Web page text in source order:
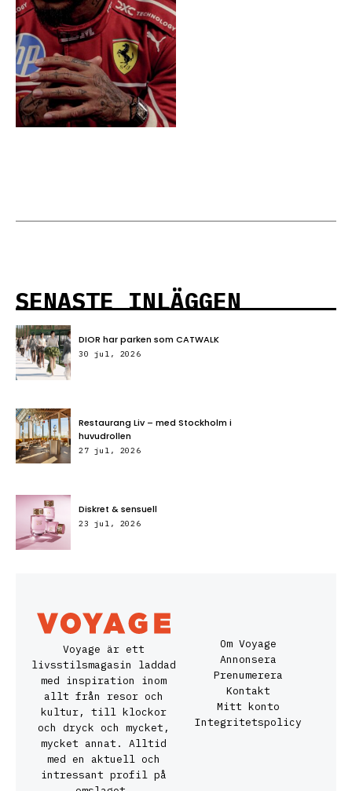
SENASTE INLÄGGEN
DIOR har parken som CATWALK
30 jul, 2026
Restaurang Liv – med Stockholm i
huvudrollen
27 jul, 2026
Diskret & sensuell
23 jul, 2026
Voyage är ett
livsstilsmagasin laddad
med inspiration inom
allt från resor och
kultur, till klockor
och dryck och mycket,
mycket annat. Alltid
med en aktuell och
intressant profil på
Om Voyage
Annonsera
Prenumerera
Kontakt
Mitt konto
Integritetspolicy